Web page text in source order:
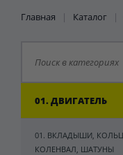
Главная | Каталог |
01. ДВИГАТЕЛЬ
01. ВКЛАДЫШИ,
КОЛЕНВАЛ, ШАТУНЫ